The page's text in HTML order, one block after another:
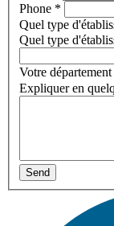
Phone *
Quel type
Quel type
Votre département
Expliquer en
Send